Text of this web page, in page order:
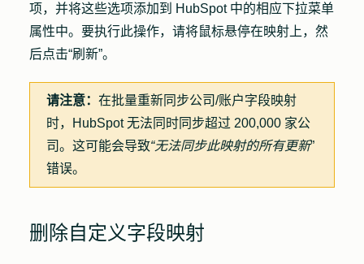
项，并将这些选项添加到 HubSpot 中的相应下拉菜单
属性中。要执行此操作，请将鼠标悬停在映射上，然
后点击“刷新”。
请注意： 在批量重新同步公司/账户字段映射
时，HubSpot 无法同时同步超过 200,000 家公
司。这可能会导致“无法同步此映射的所有更新”
错误。
删除自定义字段映射